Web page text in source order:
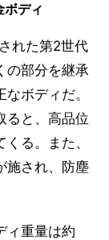
ボディ
れた第2世代
の部分を継承
ボディだ。
ると、高品位
る。また、
施され、防塵
ィ重量は約